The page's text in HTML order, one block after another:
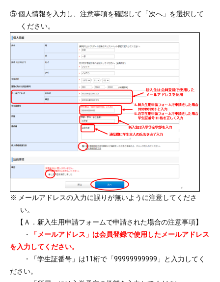
⑤ 個人情報を入力し、注意事項を確認して「次へ」を選択して
ください。
※ メールアドレスの入力に誤りが無いように注意してくださ
い。
【Ａ．新入生用申請フォームで申請された場合の注意事項】
・
「メールアドレス」は会員登録で使用したメールアドレス
を入力してください。
・「学生証番号」は11桁で「99999999999」と入力してく
ださい。